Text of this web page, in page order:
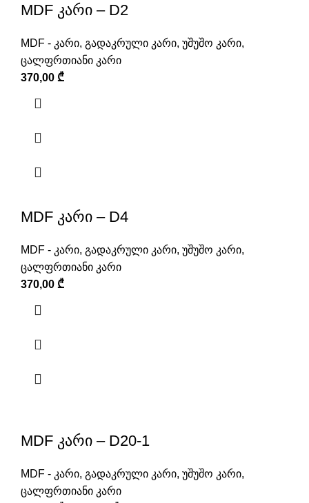
MDF კარი – D2
MDF - კარი, გადაკრული კარი, უშუშო კარი,
ცალფრთიანი კარი
370,00 ₾
MDF კარი – D4
MDF - კარი, გადაკრული კარი, უშუშო კარი,
ცალფრთიანი კარი
370,00 ₾
MDF კარი – D20-1
MDF - კარი, გადაკრული კარი, უშუშო კარი,
ცალფრთიანი კარი